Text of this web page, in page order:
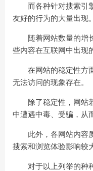
而各种针对搜索引
友好的行为的大量出现。
随着网站数量的增
些内容在互联网中出现
在网站的稳定性方
无法访问的现象存在。
除了稳定性，网站
中遭遇中毒、受骗，从
此外，各网站内容
搜索和浏览体验影响较
对于以上列举的种